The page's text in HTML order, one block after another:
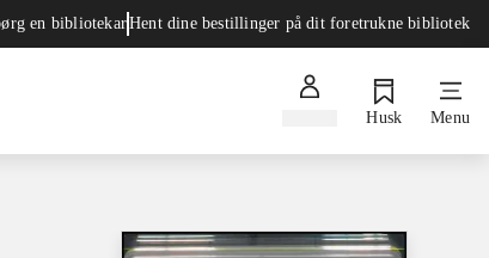
en bibliotekarHent dine bestillinger på dit foretrukne bibliotek
Husk Menu